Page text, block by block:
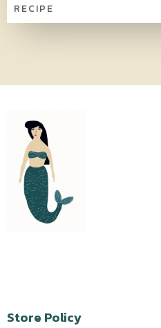
RECIPE
Store Policy